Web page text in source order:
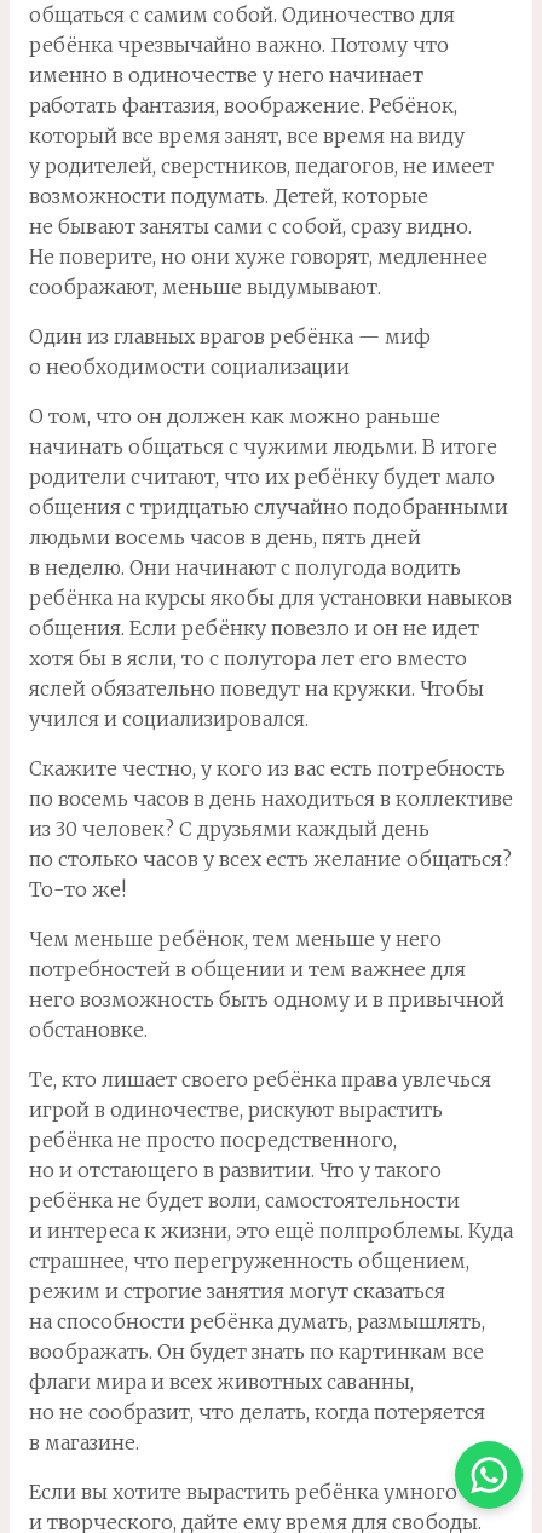
общаться с самим собой. Одиночество для
ребёнка чрезвычайно важно. Потому что
именно в одиночестве у него начинает
работать фантазия, воображение. Ребёнок,
который все время занят, все время на виду
у родителей, сверстников, педагогов, не имеет
возможности подумать. Детей, которые
не бывают заняты сами с собой, сразу видно.
Не поверите, но они хуже говорят, медленнее
соображают, меньше выдумывают.
Один из главных врагов ребёнка — миф
о необходимости социализации
О том, что он должен как можно раньше
начинать общаться с чужими людьми. В итоге
родители считают, что их ребёнку будет мало
общения с тридцатью случайно подобранными
людьми восемь часов в день, пять дней
в неделю. Они начинают с полугода водить
ребёнка на курсы якобы для установки навыков
общения. Если ребёнку повезло и он не идет
хотя бы в ясли, то с полутора лет его вместо
яслей обязательно поведут на кружки. Чтобы
учился и социализировался.
Скажите честно, у кого из вас есть потребность
по восемь часов в день находиться в коллективе
из 30 человек? С друзьями каждый день
по столько часов у всех есть желание общаться?
То-то же!
Чем меньше ребёнок, тем меньше у него
потребностей в общении и тем важнее для
него возможность быть одному и в привычной
обстановке.
Те, кто лишает своего ребёнка права увлечься
игрой в одиночестве, рискуют вырастить
ребёнка не просто посредственного,
но и отстающего в развитии. Что у такого
ребёнка не будет воли, самостоятельности
и интереса к жизни, это ещё полпроблемы. Куда
страшнее, что перегруженность общением,
режим и строгие занятия могут сказаться
на способности ребёнка думать, размышлять,
воображать. Он будет знать по картинкам все
флаги мира и всех животных саванны,
но не сообразит, что делать, когда потеряется
в магазине.
Если вы хотите вырастить ребёнка умного
и творческого, дайте ему время для свободы.